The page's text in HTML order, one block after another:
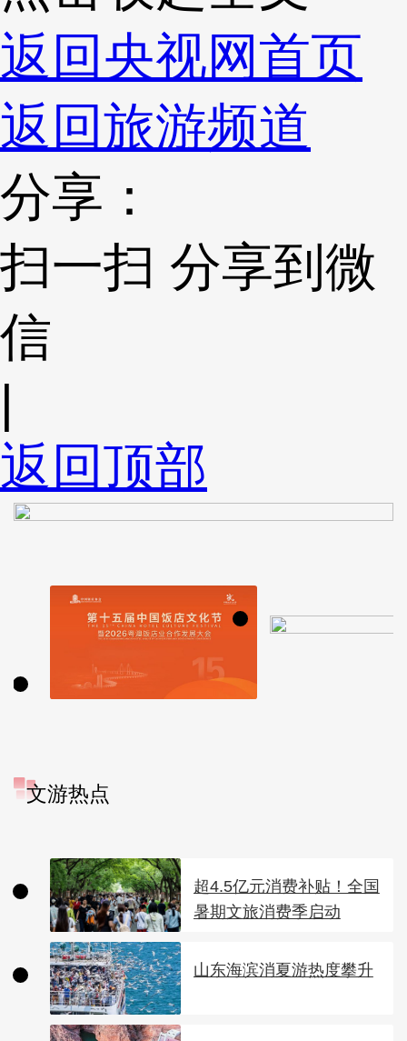
返回央视网首页
返回旅游频道
分享：
扫一扫 分享到微
信
|
返回顶部
文游热点
超4.5亿元消费补贴！全国
暑期文旅消费季启动
山东海滨消夏游热度攀升